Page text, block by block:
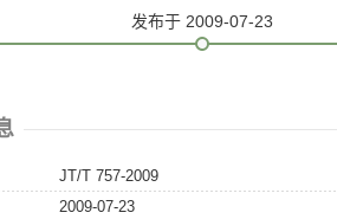
发布于 2009-07-23
JT/T 757-2009
2009-07-23